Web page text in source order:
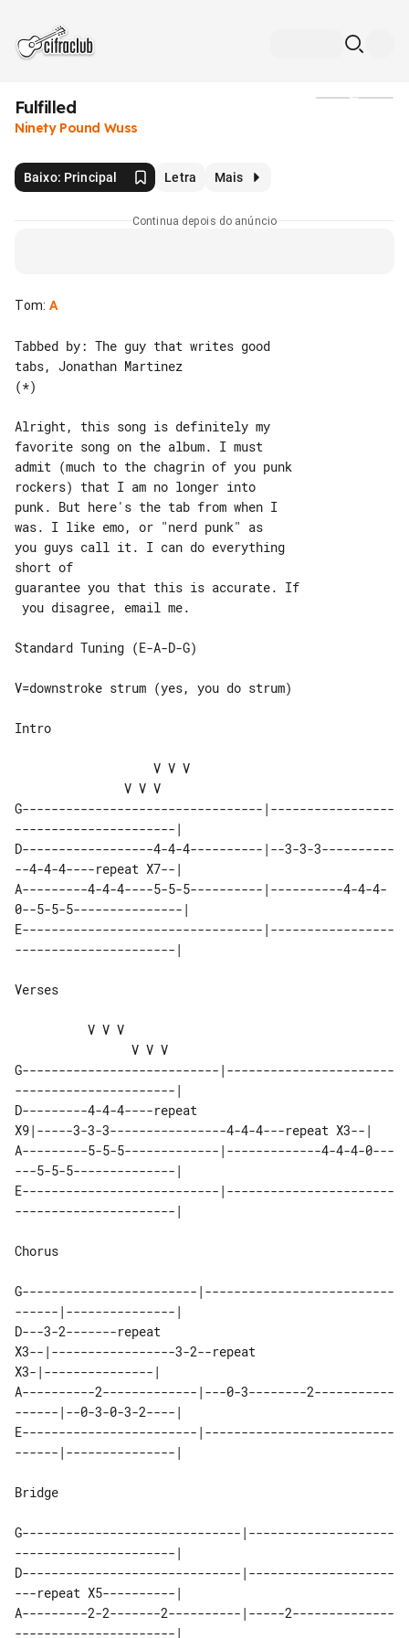
Fulfilled
Ninety Pound Wuss
Baixo: Principal Letra Mais
Continua depois do anúncio
Tom: A
Tabbed by: The guy that writes good
tabs, Jonathan Martinez
(*)
Alright, this song is definitely my
favorite song on the album. I must
admit (much to the chagrin of you punk
rockers) that I am no longer into
punk. But here's the tab from when I
was. I like emo, or "nerd punk" as
you guys call it. I can do everything
short of
guarantee you that this is accurate. If
Standard Tuning (E-A-D-G)
V=downstroke strum (yes, you do strum)
Intro
G---------------------------------|-----------------
----------------------|
D------------------4-4-4----------|--3-3-3----------
A---------4-4-4----5-5-5----------|----------4-4-4-
0--5-5-5---------------|
E---------------------------------|-----------------
----------------------|
Verses
G---------------------------|-----------------------
----------------------|
D---------4-4-4----repeat
X9|-----3-3-3----------------4-4-4---repeat X3--|
A---------5-5-5-------------|-------------4-4-4-0---
---5-5-5--------------|
E---------------------------|-----------------------
----------------------|
Chorus
G------------------------|--------------------------
------|---------------|
D---3-2-------repeat
X3--|-----------------3-2--repeat
X3-|---------------|
A----------2-------------|---0-3--------2-----------
------|--0-3-0-3-2----|
E------------------------|--------------------------
------|---------------|
Bridge
G------------------------------|--------------------
----------------------|
D------------------------------|--------------------
---repeat X5----------|
A---------2-2-------2----------|-----2--------------
----------------------|